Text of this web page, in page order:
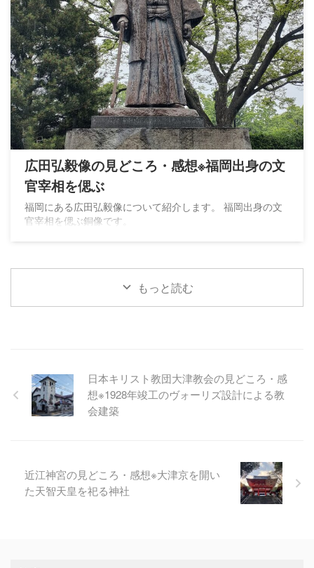
広田弘毅像の見どころ・感想※福岡出身の文
官宰相を偲ぶ
福岡にある広田弘毅像について紹介します。 福岡出身の文
官宰相を偲ぶ銅像です。
もっと読む
日本キリスト教団大津教会の見どころ・感
想※1928年竣工のヴォーリズ設計による教
会建築
近江神宮の見どころ・感想※大津京を開い
た天智天皇を祀る神社